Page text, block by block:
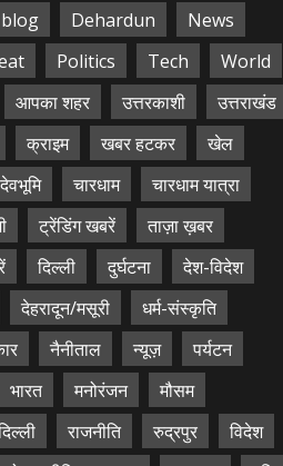
blog Dehardun
News
Politics Tech
World
आपका शहर उत्तरकाशी
उत्तराखंड
क्राइम खबर हटकर
खेल
चारधाम
चारधाम यात्रा
ट्रेंडिंग खबरें
ताज़ा ख़बर
दिल्ली दुर्घटना
देश-विदेश
देहरादून/मसूरी
धर्म-संस्कृति
नैनीताल न्यूज़
पर्यटन
भारत मनोरंजन
मौसम
राजनीति रुद्रपुर
विदेश